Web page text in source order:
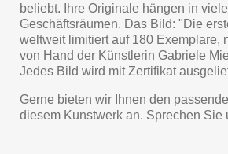
beliebt. Ihre Originale hängen in
Geschäftsräumen. Das Bild: "Die
weltweit limitiert auf 180 Exemplare,
von Hand der Künstlerin Gabriele
Jedes Bild wird mit Zertifikat
Gerne bieten wir Ihnen den
diesem Kunstwerk an. Sprechen Sie